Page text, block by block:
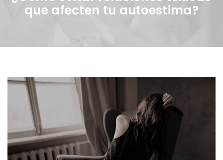
que afecten tu autoestima?